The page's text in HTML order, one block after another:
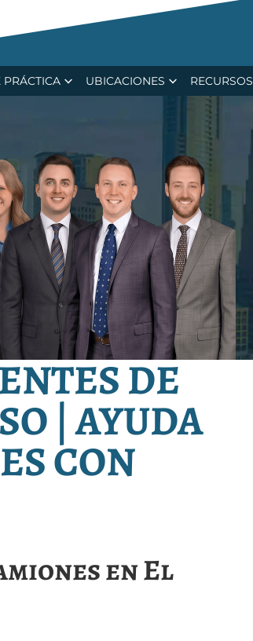
PRÁCTICA UBICACIONES RECURSOS
in Major Trucking Case
DE
| AYUDA
CON
en El